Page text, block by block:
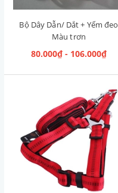
Bộ Dây Dẫn/ Dắt + Yếm đeo
Màu trơn
80.000₫ - 106.000₫